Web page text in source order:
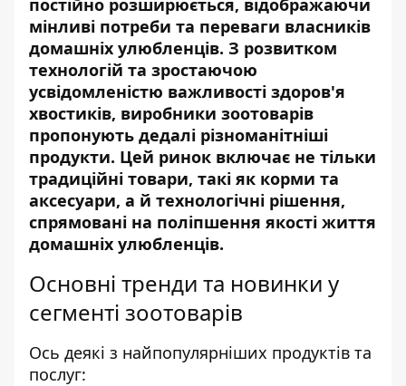
постійно розширюється, відображаючи
мінливі потреби та переваги власників
домашніх улюбленців. З розвитком
технологій та зростаючою
усвідомленістю важливості здоров'я
хвостиків, виробники зоотоварів
пропонують дедалі різноманітніші
продукти. Цей ринок включає не тільки
традиційні товари, такі як корми та
аксесуари, а й технологічні рішення,
спрямовані на поліпшення якості життя
домашніх улюбленців.
Основні тренди та новинки у
сегменті зоотоварів
Ось деякі з найпопулярніших продуктів та
послуг: